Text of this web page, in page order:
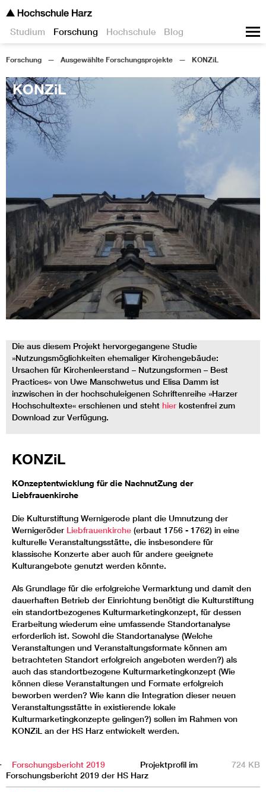
Studium Forschung Hochschule Blog
Forschung Ausgewählte Forschungsprojekte KONZiL
KONZiL
Die aus diesem Projekt hervorgegangene Studie
»Nutzungsmöglichkeiten ehemaliger Kirchengebäude:
Ursachen für Kirchenleerstand – Nutzungsformen – Best
Practices« von Uwe Manschwetus und Elisa Damm ist
inzwischen in der hochschuleigenen Schriftenreihe »Harzer
Hochschultexte« erschienen und steht hier kostenfrei zum
Download zur Verfügung.
KONZiL
KOnzeptentwicklung für die NachnutZung der
Liebfrauenkirche
Die Kulturstiftung Wernigerode plant die Umnutzung der
Wernigeröder Liebfrauenkirche (erbaut 1756 - 1762) in eine
kulturelle Veranstaltungsstätte, die insbesondere für
klassische Konzerte aber auch für andere geeignete
Kulturangebote genutzt werden könnte.
Als Grundlage für die erfolgreiche Vermarktung und damit den
dauerhaften Betrieb der Einrichtung benötigt die Kulturstiftung
ein standortbezogenes Kulturmarketingkonzept, für dessen
Erarbeitung wiederum eine umfassende Standortanalyse
erforderlich ist. Sowohl die Standortanalyse (Welche
Veranstaltungen und Veranstaltungsformate können am
betrachteten Standort erfolgreich angeboten werden?) als
auch das standortbezogene Kulturmarketingkonzept (Wie
können diese Veranstaltungen und Formate erfolgreich
beworben werden? Wie kann die Integration dieser neuen
Veranstaltungsstätte in existierende lokale
Kulturmarketingkonzepte gelingen?) sollen im Rahmen von
KONZiL an der HS Harz entwickelt werden.
Forschungsbericht 2019
Projektprofil im
Forschungsbericht 2019 der HS Harz
724 KB